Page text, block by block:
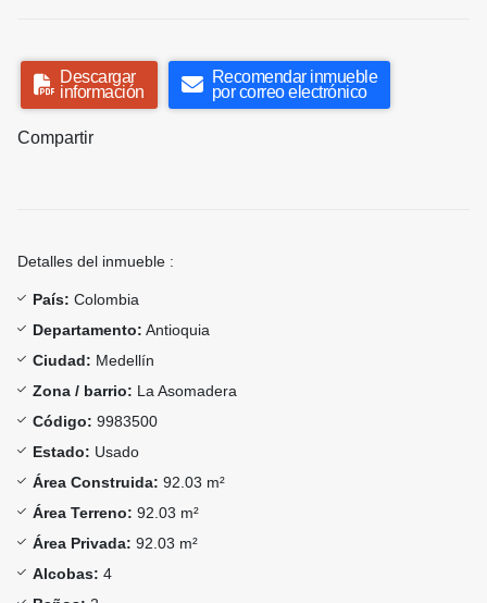
Descargar
información
Recomendar inmueble
por correo electrónico
Compartir
Detalles del inmueble :
País: Colombia
Departamento: Antioquia
Ciudad: Medellín
Zona / barrio: La Asomadera
Código: 9983500
Estado: Usado
Área Construida: 92.03 m²
Área Terreno: 92.03 m²
Área Privada: 92.03 m²
Alcobas: 4